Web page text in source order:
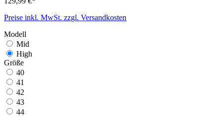
Preise inkl. MwSt. zzgl. Versandkosten
Modell
Mid
High
Größe
40
41
42
43
44